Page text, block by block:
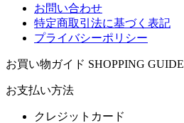
お問い合わせ
特定商取引法に基づく表記
プライバシーポリシー
お買い物ガイド SHOPPING GUIDE
お支払い方法
クレジットカード